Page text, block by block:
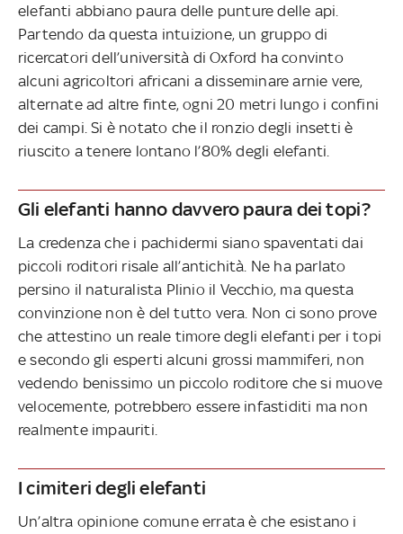
elefanti abbiano paura delle punture delle api.
Partendo da questa intuizione, un gruppo di
ricercatori dell’università di Oxford ha convinto
alcuni agricoltori africani a disseminare arnie vere,
alternate ad altre finte, ogni 20 metri lungo i confini
dei campi. Si è notato che il ronzio degli insetti è
riuscito a tenere lontano l’80% degli elefanti.
Gli elefanti hanno davvero paura dei topi?
La credenza che i pachidermi siano spaventati dai
piccoli roditori risale all’antichità. Ne ha parlato
persino il naturalista Plinio il Vecchio, ma questa
convinzione non è del tutto vera. Non ci sono prove
che attestino un reale timore degli elefanti per i topi
e secondo gli esperti alcuni grossi mammiferi, non
vedendo benissimo un piccolo roditore che si muove
velocemente, potrebbero essere infastiditi ma non
realmente impauriti.
I cimiteri degli elefanti
Un’altra opinione comune errata è che esistano i